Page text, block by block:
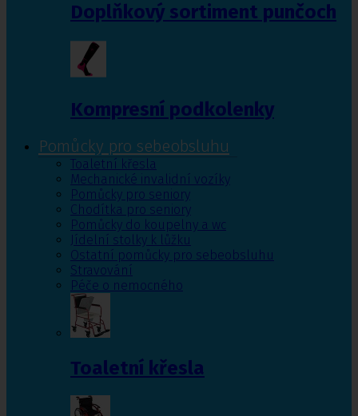
Doplňkový sortiment punčoch
Kompresní podkolenky
Pomůcky pro sebeobsluhu
Toaletní křesla
Mechanické invalidní vozíky
Pomůcky pro seniory
Chodítka pro seniory
Pomůcky do koupelny a wc
Jídelní stolky k lůžku
Ostatní pomůcky pro sebeobsluhu
Stravování
Péče o nemocného
Toaletní křesla